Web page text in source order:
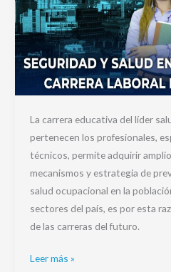
La carrera educativa del líder
pertenecen los profesionales,
técnicos, permite adquirir
mecanismos y estrategia de
salud ocupacional en la
sectores del país, es por esta
de las carreras del futuro.
Leer más »